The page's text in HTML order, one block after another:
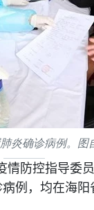
炎确诊病例。图
防控指导委
例，均在海阳